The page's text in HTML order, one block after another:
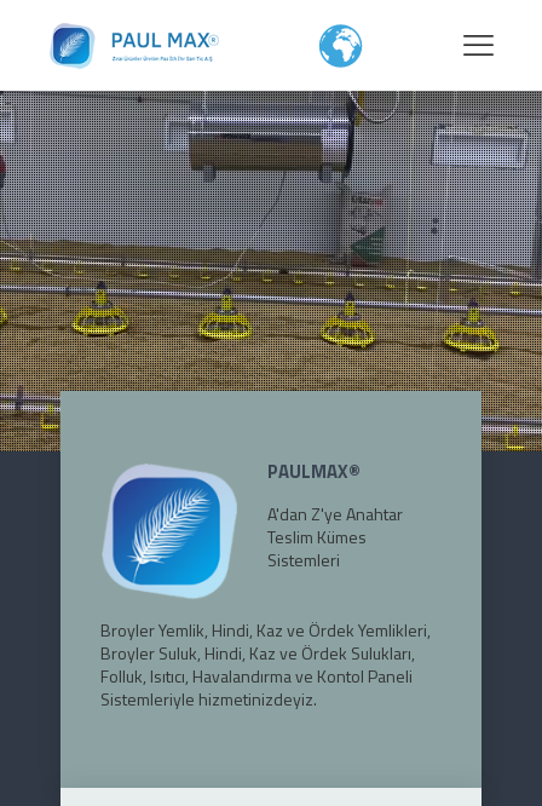
PAULMAX®
A'dan Z'ye Anahtar
Teslim Kümes
Sistemleri
Broyler Yemlik, Hindi, Kaz ve Ördek Yemlikleri,
Broyler Suluk, Hindi, Kaz ve Ördek Sulukları,
Folluk, Isıtıcı, Havalandırma ve Kontol Paneli
Sistemleriyle hizmetinizdeyiz.